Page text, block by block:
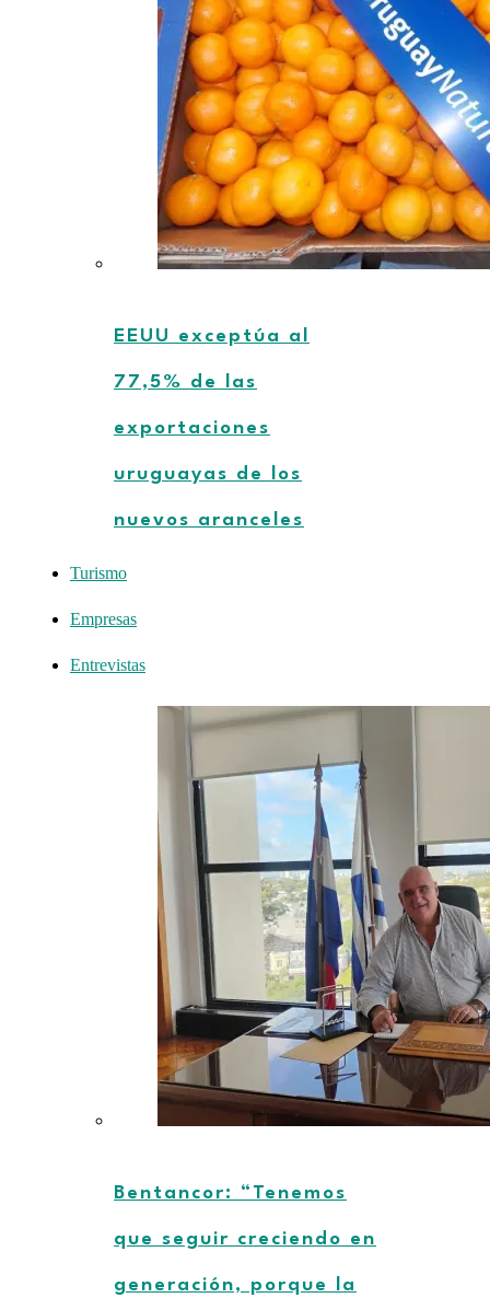
EEUU exceptúa al
77,5% de las
exportaciones
uruguayas de los
nuevos aranceles
Turismo
Empresas
Entrevistas
Bentancor: “Tenemos
que seguir creciendo en
generación, porque la